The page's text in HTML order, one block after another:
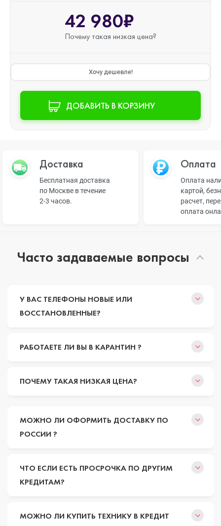
42 980₽
Почему такая низкая цена?
Хочу дешевле!
ДОБАВИТЬ В КОРЗИНУ
Доставка
Бесплатная доставка
по Москве в течение
2-3 часов.
Оплата
Оплата
картой,
расчет,
оплата
Часто задаваемые вопросы
У ВАС ТЕЛЕФОНЫ НОВЫЕ ИЛИ
ВОССТАНОВЛЕННЫЕ?
РАБОТАЕТЕ ЛИ ВЫ В КАРАНТИН ?
ПОЧЕМУ ТАКАЯ НИЗКАЯ ЦЕНА?
МОЖНО ЛИ ОФОРМИТЬ ДОСТАВКУ ПО
РОССИИ ?
ЧТО ЕСЛИ ЕСТЬ ПРОСРОЧКА ПО ДРУГИМ
КРЕДИТАМ?
МОЖНО ЛИ КУПИТЬ ТЕХНИКУ В КРЕДИТ